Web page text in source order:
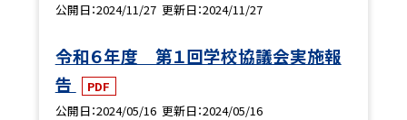
公開日 2024/11/27 更新日 2024/11/27
令和６年度 第１回学校協議会実施報
告
PDF
公開日 2024/05/16 更新日 2024/05/16